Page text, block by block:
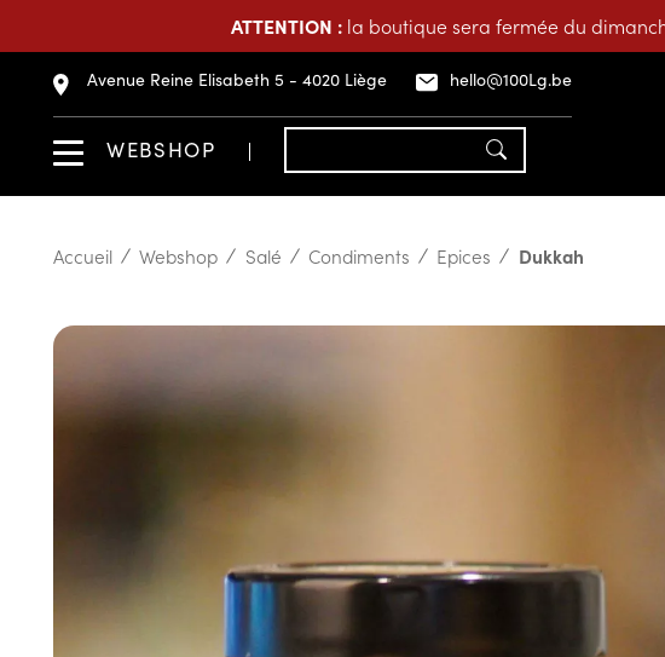
ATTENTION :la boutique sera fermée du
Avenue Reine Elisabeth 5 - 4020 Liège hello@100Lg.be
WEBSHOP
Accueil Webshop Salé Condiments Epices Dukkah